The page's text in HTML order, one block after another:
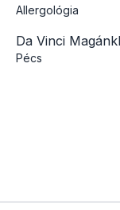
Allergológia
Da Vinci
Pécs